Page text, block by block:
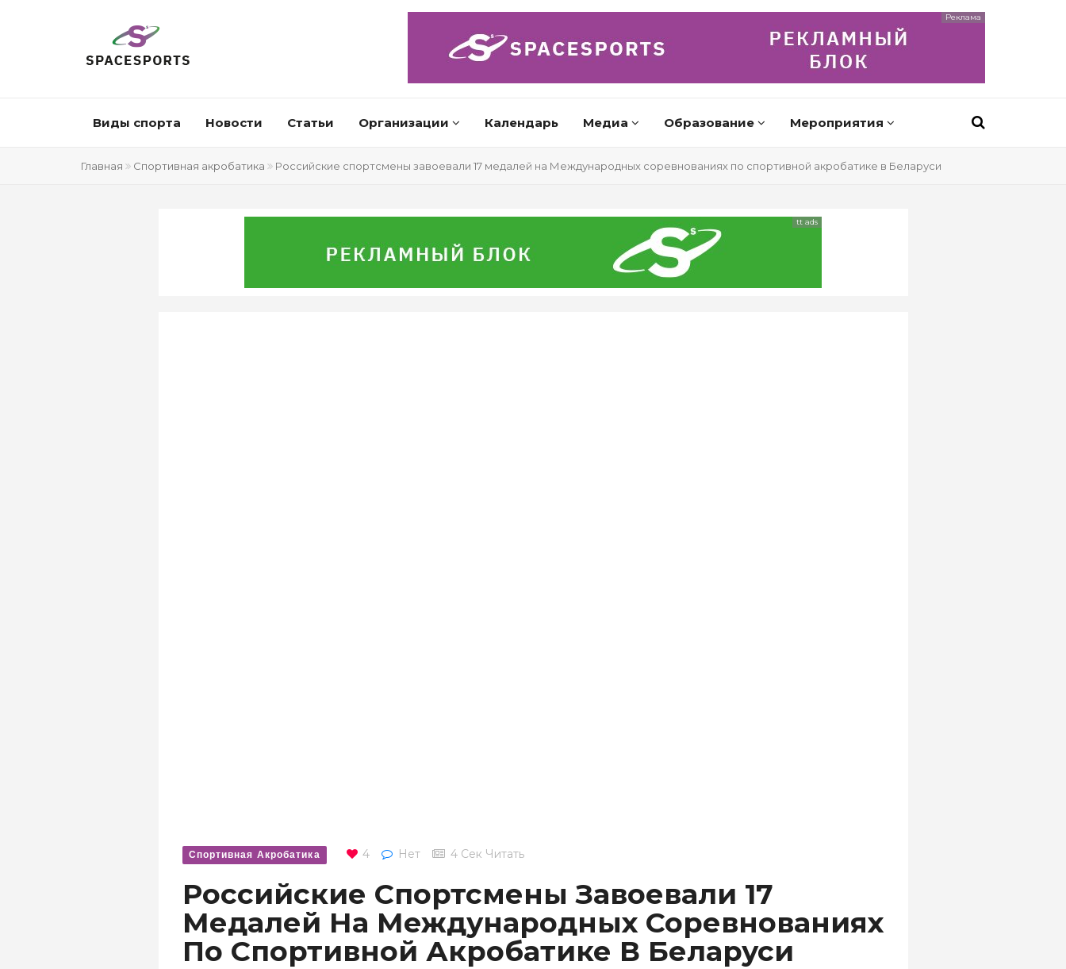
Реклама
Виды спорта Новости Статьи Организации Календарь Медиа Образование Мероприятия
Главная Спортивная акробатика Российские спортсмены завоевали 17 медалей на Международных соревнованиях по спортивной акробатике в Беларуси
tt ads
Спортивная Акробатика 4 Нет 4 Сек Читать
Российские Спортсмены Завоевали 17
Медалей На Международных Соревнованиях
По Спортивной Акробатике В Беларуси